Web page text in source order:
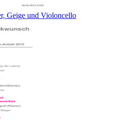
Geige und Violoncello